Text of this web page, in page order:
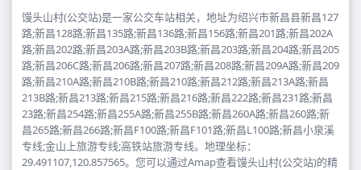
馒头山村(公交站)是一家公交车站相关，地址为绍兴市新昌县新昌127
路;新昌128路;新昌135路;新昌136路;新昌156路;新昌201路;新昌202A
路;新昌202路;新昌203A路;新昌203B路;新昌203路;新昌204路;新昌205
路;新昌206C路;新昌206路;新昌207路;新昌208路;新昌209A路;新昌209
路;新昌210A路;新昌210B路;新昌210路;新昌212路;新昌213A路;新昌
213B路;新昌213路;新昌215路;新昌216路;新昌222路;新昌231路;新昌
23路;新昌254路;新昌255A路;新昌255B路;新昌260A路;新昌260路;新
昌265路;新昌266路;新昌F100路;新昌F101路;新昌L100路;新昌小泉溪
专线;金山上旅游专线;高铁站旅游专线。地理坐标：
29.491107,120.857565。您可以通过Amap查看馒头山村(公交站)的精